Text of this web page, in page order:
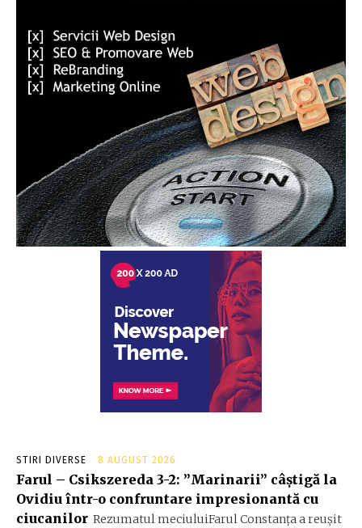
STIRI DIVERSE 8 AUGUST 2026
Farul – Csikszereda 3-2: ”Marinarii” câștigă la
Ovidiu într-o confruntare impresionantă cu
ciucanilor Rezumatul meciuluiFarul Constanța a reușit